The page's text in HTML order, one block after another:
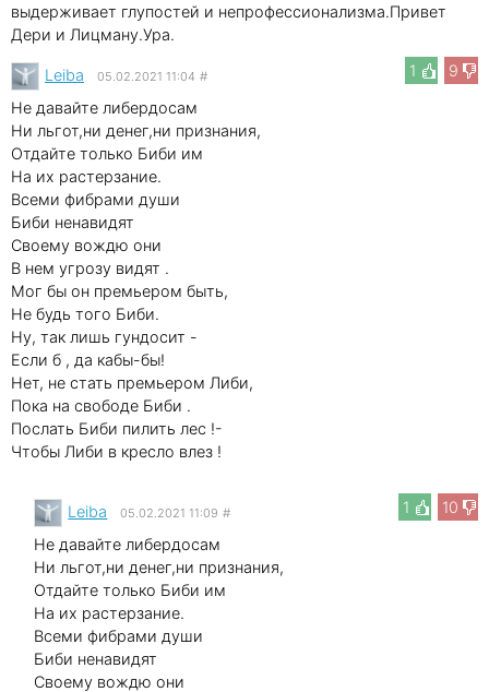
выдерживает глупостей и непрофессионализма.Привет
Дери и Лицману.Ура.
1
9
Leibа 05.02.2021 11:04 #
Не давайте либердосам
Ни льгот,ни денег,ни признания,
Отдайте только Биби им
На их растерзание.
Всеми фибрами души
Биби ненавидят
Своему вождю они
В нем угрозу видят .
Мог бы он премьером быть,
Не будь того Биби.
Ну, так лишь гундосит -
Если б , да кабы-бы!
Нет, не стать премьером Либи,
Пока на свободе Биби .
Послать Биби пилить лес !-
Чтобы Либи в кресло влез !
1 10
Leibа 05.02.2021 11:09 #
Не давайте либердосам
Ни льгот,ни денег,ни признания,
Отдайте только Биби им
На их растерзание.
Всеми фибрами души
Биби ненавидят
Своему вождю они